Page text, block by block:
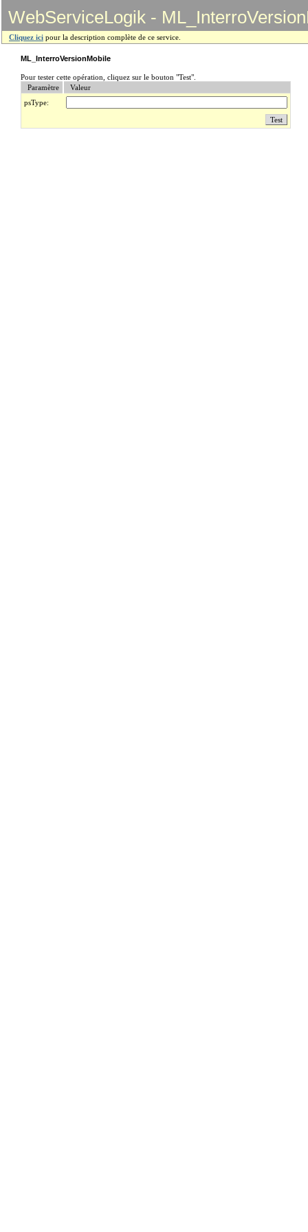
WebServiceLogik -
Cliquez ici pour la description complète de ce service.
ML_InterroVersionMobile
Pour tester cette opération, cliquez sur le bouton "Test".
Paramètre
Valeur
psType: